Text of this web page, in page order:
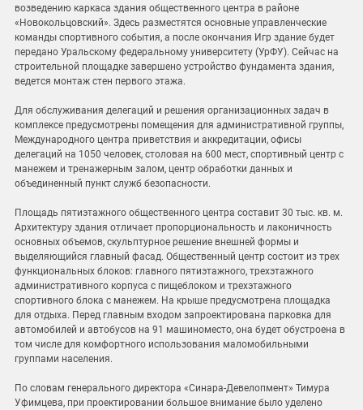
возведению каркаса здания общественного центра в районе
«Новокольцовский». Здесь разместятся основные управленческие
команды спортивного события, а после окончания Игр здание будет
передано Уральскому федеральному университету (УрФУ). Сейчас на
строительной площадке завершено устройство фундамента здания,
ведется монтаж стен первого этажа.
Для обслуживания делегаций и решения организационных задач в
комплексе предусмотрены помещения для административной группы,
Международного центра приветствия и аккредитации, офисы
делегаций на 1050 человек, столовая на 600 мест, спортивный центр с
манежем и тренажерным залом, центр обработки данных и
объединенный пункт служб безопасности.
Площадь пятиэтажного общественного центра составит 30 тыс. кв. м.
Архитектуру здания отличает пропорциональность и лаконичность
основных объемов, скульптурное решение внешней формы и
выделяющийся главный фасад. Общественный центр состоит из трех
функциональных блоков: главного пятиэтажного, трехэтажного
административного корпуса с пищеблоком и трехэтажного
спортивного блока с манежем. На крыше предусмотрена площадка
для отдыха. Перед главным входом запроектирована парковка для
автомобилей и автобусов на 91 машиноместо, она будет обустроена в
том числе для комфортного использования маломобильными
группами населения.
По словам генерального директора «Синара-Девелопмент» Тимура
Уфимцева, при проектировании большое внимание было уделено